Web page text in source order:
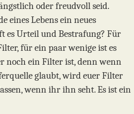
oder freudvoll seid.
eines Lebens ein neues
es Urteil und Bestrafung? Für
für ein paar wenige ist es
noch ein Filter ist, denn wenn
glaubt, wird euer Filter
wenn ihr ihn seht. Es ist ein